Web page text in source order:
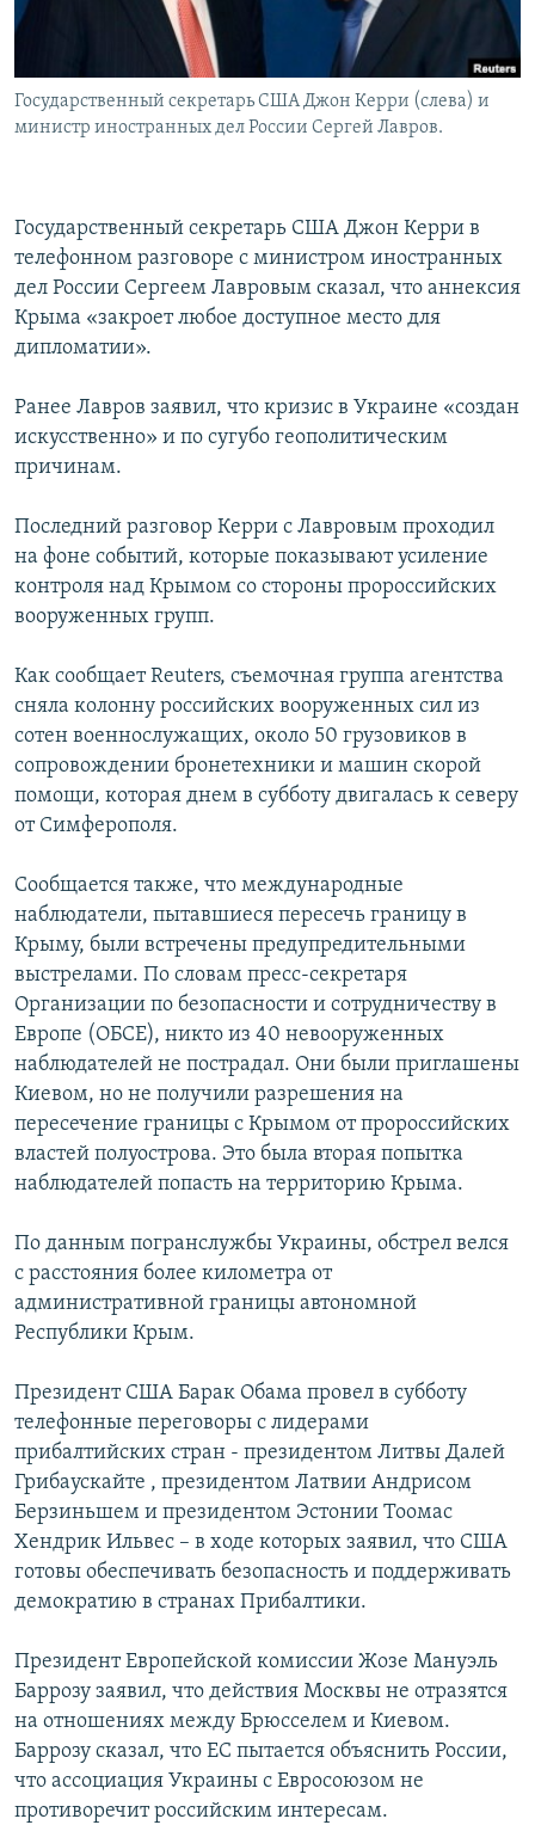
English
Русский
Государственный секретарь США Джон Керри (слева) и
министр иностранных дел России Сергей Лавров.
Государственный секретарь США Джон Керри в
телефонном разговоре с министром иностранных
дел России Сергеем Лавровым сказал, что аннексия
Крыма «закроет любое доступное место для
дипломатии».
Ранее Лавров заявил, что кризис в Украине «создан
искусственно» и по сугубо геополитическим
причинам.
Последний разговор Керри с Лавровым проходил
на фоне событий, которые показывают усиление
контроля над Крымом со стороны пророссийских
вооруженных групп.
Как сообщает Reuters, съемочная группа агентства
сняла колонну российских вооруженных сил из
сотен военнослужащих, около 50 грузовиков в
сопровождении бронетехники и машин скорой
помощи, которая днем в субботу двигалась к северу
от Симферополя.
Сообщается также, что международные
наблюдатели, пытавшиеся пересечь границу в
Крыму, были встречены предупредительными
выстрелами. По словам пресс-секретаря
Организации по безопасности и сотрудничеству в
Европе (ОБСЕ), никто из 40 невооруженных
наблюдателей не пострадал. Они были приглашены
Киевом, но не получили разрешения на
пересечение границы с Крымом от пророссийских
властей полуострова. Это была вторая попытка
наблюдателей попасть на территорию Крыма.
По данным погранслужбы Украины, обстрел велся
с расстояния более километра от
административной границы автономной
Республики Крым.
Президент США Барак Обама провел в субботу
телефонные переговоры с лидерами
прибалтийских стран - президентом Литвы Далей
Грибаускайте , президентом Латвии Андрисом
Берзиньшем и президентом Эстонии Тоомас
Хендрик Ильвес – в ходе которых заявил, что США
готовы обеспечивать безопасность и поддерживать
демократию в странах Прибалтики.
Президент Европейской комиссии Жозе Мануэль
Баррозу заявил, что действия Москвы не отразятся
на отношениях между Брюсселем и Киевом.
Баррозу сказал, что ЕС пытается объяснить России,
что ассоциация Украины с Евросоюзом не
противоречит российским интересам.